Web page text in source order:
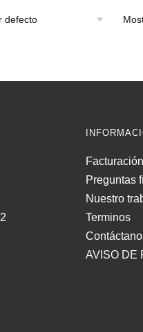
Facturación
Preguntas
Nuestro
Terminos
AVISO DE